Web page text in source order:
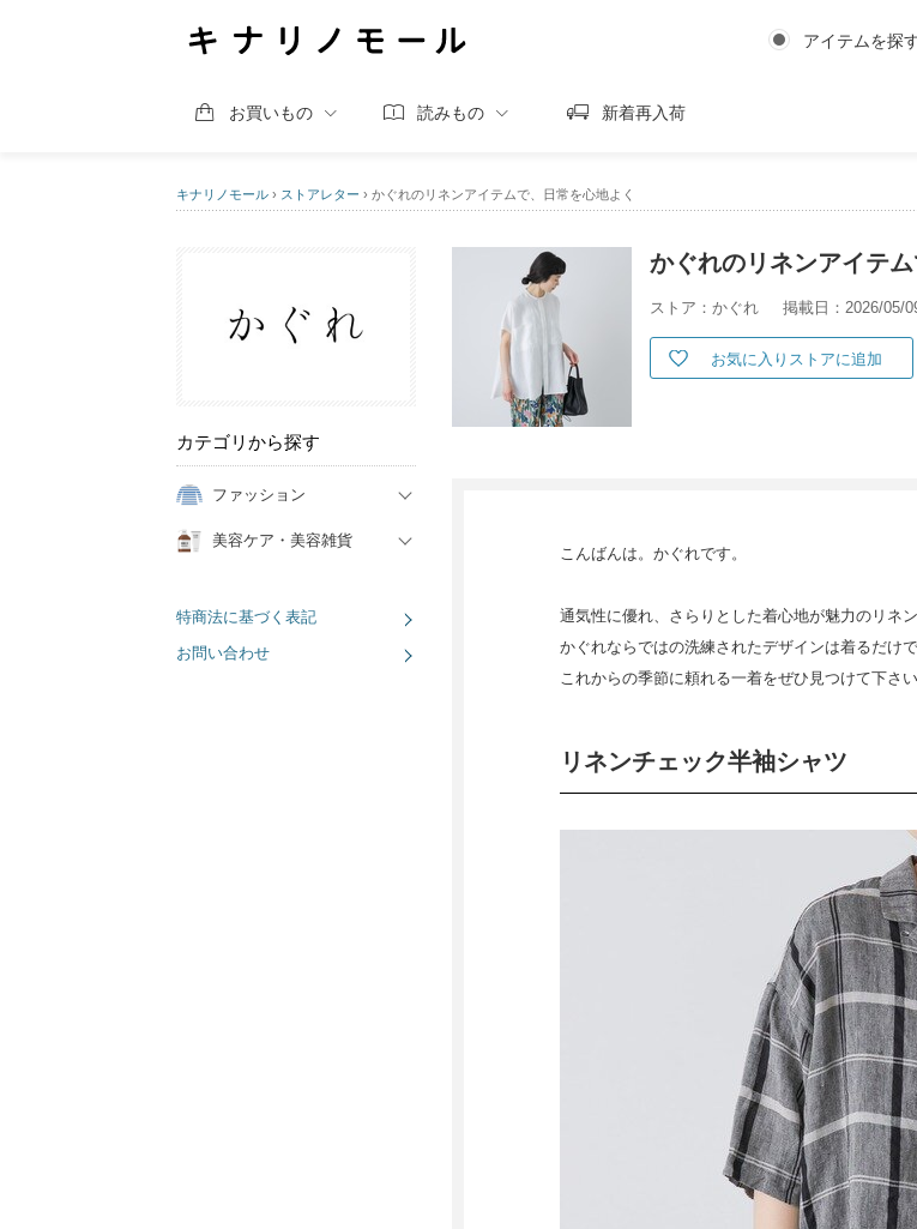
アイテムを探
お買いもの 読みもの 新着再入荷
キナリノモール › ストアレター › かぐれのリネンアイテムで、日常を心地よく
カテゴリから探す
ファッション
美容ケア・美容雑貨
特商法に基づく表記
お問い合わせ
かぐれのリネンアイテ
ストア：かぐれ 掲載日：2026/05/
お気に入りストアに追加
こんばんは。かぐれです。
通気性に優れ、さらりとした着心地が魅力のリネ
かぐれならではの洗練されたデザインは着るだけ
これからの季節に頼れる一着をぜひ見つけて下さい
リネンチェック半袖シャツ